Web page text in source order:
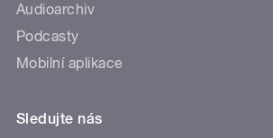
Audioarchiv
Podcasty
Mobilní aplikace
Sledujte nás